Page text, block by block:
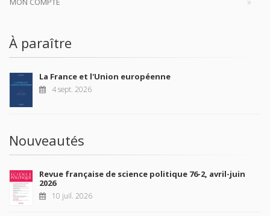
À paraître
La France et l'Union européenne
4 sept. 2026
Nouveautés
Revue française de science politique 76-2, avril-juin
2026
10 juil. 2026